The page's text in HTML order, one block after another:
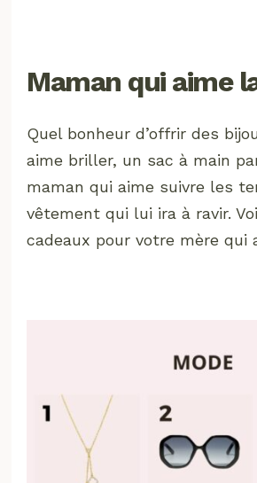
Maman qui aime
Quel bonheur d’offrir des
aime briller, un sac à main
maman qui aime suivre les
vêtement qui lui ira à ravir.
cadeaux pour votre mère qui